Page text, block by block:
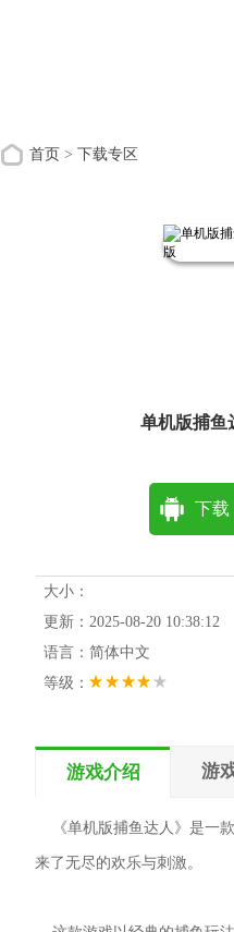
首页 > 下载专区
单机版捕鱼
下载
大小：
更新：2025-08-20 10:38:12
语言：简体中文
等级：
游戏介绍 游
《单机版捕鱼达人》是一款
来了无尽的欢乐与刺激。